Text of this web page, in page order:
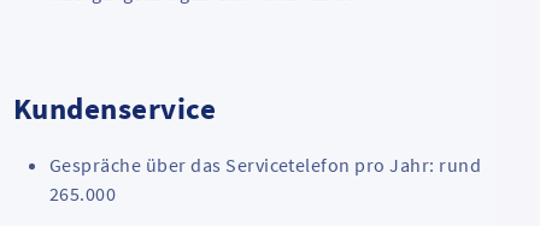
Kundenservice
Gespräche über das Servicetelefon pro Jahr: rund
265.000